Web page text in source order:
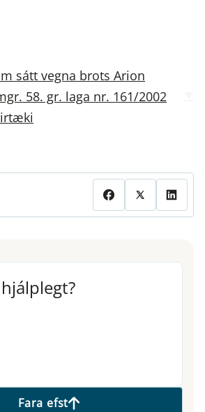
sátt vegna brots Arion
58. gr. laga nr. 161/2002
Fara efst